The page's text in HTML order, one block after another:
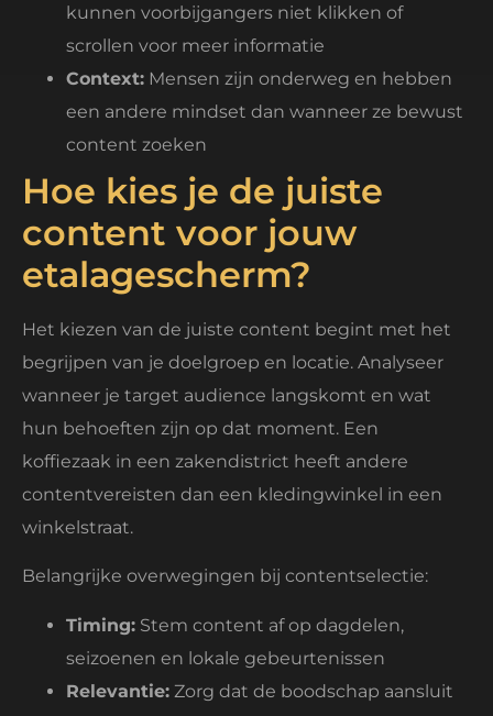
kunnen voorbijgangers niet klikken of
scrollen voor meer informatie
Context: Mensen zijn onderweg en hebben
een andere mindset dan wanneer ze bewust
content zoeken
Hoe kies je de juiste
content voor jouw
etalagescherm?
Het kiezen van de juiste content begint met het
begrijpen van je doelgroep en locatie. Analyseer
wanneer je target audience langskomt en wat
hun behoeften zijn op dat moment. Een
koffiezaak in een zakendistrict heeft andere
contentvereisten dan een kledingwinkel in een
winkelstraat.
Belangrijke overwegingen bij contentselectie:
Timing: Stem content af op dagdelen,
seizoenen en lokale gebeurtenissen
Relevantie: Zorg dat de boodschap aansluit